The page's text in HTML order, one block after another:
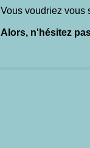
Vous voudriez vous
Alors, n'hésitez